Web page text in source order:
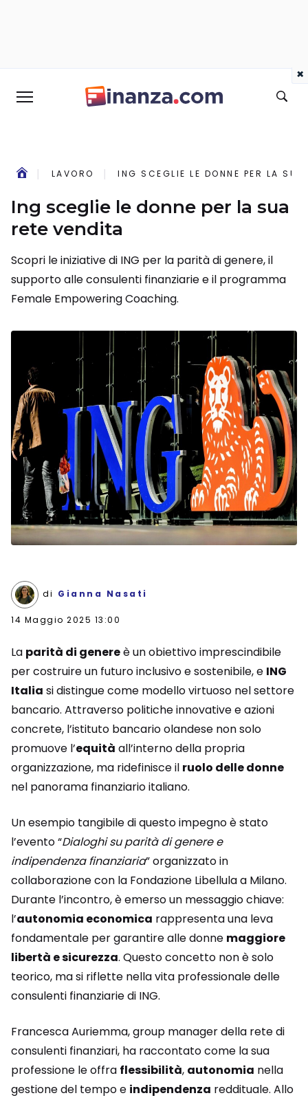
LAVORO ING SCEGLIE LE DONNE PER LA SUA
Ing sceglie le donne per la sua
rete vendita
Scopri le iniziative di ING per la parità di genere, il
supporto alle consulenti finanziarie e il programma
Female Empowering Coaching.
di Gianna Nasati
14 Maggio 2025 13:00
La parità di genereè un obiettivo imprescindibile
per costruire un futuro inclusivo e sostenibile, e ING
Italia si distingue come modello virtuoso nel settore
bancario. Attraverso politiche innovative e azioni
concrete, l’istituto bancario olandese non solo
promuove l’equità all’interno della propria
organizzazione, ma ridefinisce il ruolo delle donne
nel panorama finanziario italiano.
Un esempio tangibile di questo impegno è stato
l’evento “Dialoghi su parità di genere e
indipendenza finanziaria” organizzato in
collaborazione con la Fondazione Libellula a Milano.
Durante l’incontro, è emerso un messaggio chiave:
l’autonomia economica rappresenta una leva
fondamentale per garantire alle donne maggiore
libertà e sicurezza. Questo concetto non è solo
teorico, ma si riflette nella vita professionale delle
consulenti finanziarie di ING.
Francesca Auriemma, group manager della rete di
consulenti finanziari, ha raccontato come la sua
professione le offra flessibilità, autonomia nella
gestione del tempo e indipendenza reddituale. Allo
×